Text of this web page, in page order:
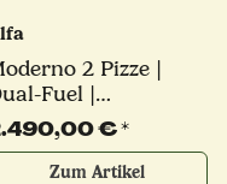
2 Pizze |
Fuel |
Farben |
Alfa Forni
€*
Zum Artikel